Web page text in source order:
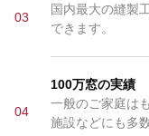
03
国内最大の縫製
できます。
04
100万窓の実績
一般のご家庭は
施設などにも多